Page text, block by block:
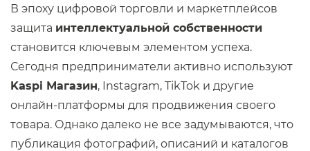
В эпоху цифровой торговли и маркетплейсов
защита интеллектуальной собственности
становится ключевым элементом успеха.
Сегодня предприниматели активно используют
Kaspi Магазин, Instagram, TikTok и другие
онлайн-платформы для продвижения своего
товара. Однако далеко не все задумываются, что
публикация фотографий, описаний и каталогов